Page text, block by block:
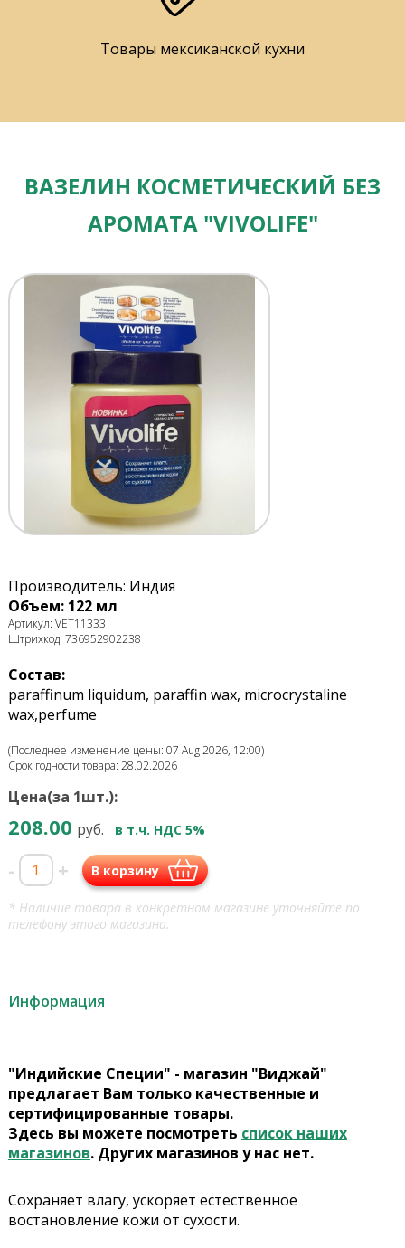
Товары мексиканской кухни
ВАЗЕЛИН КОСМЕТИЧЕСКИЙ БЕЗ
АРОМАТА "VIVOLIFE"
Производитель: Индия
Объем: 122 мл
Артикул: VET11333
Штрихкод: 736952902238
Состав:
paraffinum liquidum, paraffin wax, microcrystaline
wax,perfume
(Последнее изменение цены: 07 Aug 2026, 12:00)
Срок годности товара: 28.02.2026
Цена(за 1шт.):
208.00 руб. в т.ч. НДС 5%
- + В корзину
* Наличие товара в конкретном магазине уточняйте по
телефону этого магазина.
Информация
"Индийские Специи" - магазин "Виджай"
предлагает Вам только качественные и
сертифицированные товары.
Здесь вы можете посмотреть список наших
магазинов. Других магазинов у нас нет.
Сохраняет влагу, ускоряет естественное
востановление кожи от сухости.